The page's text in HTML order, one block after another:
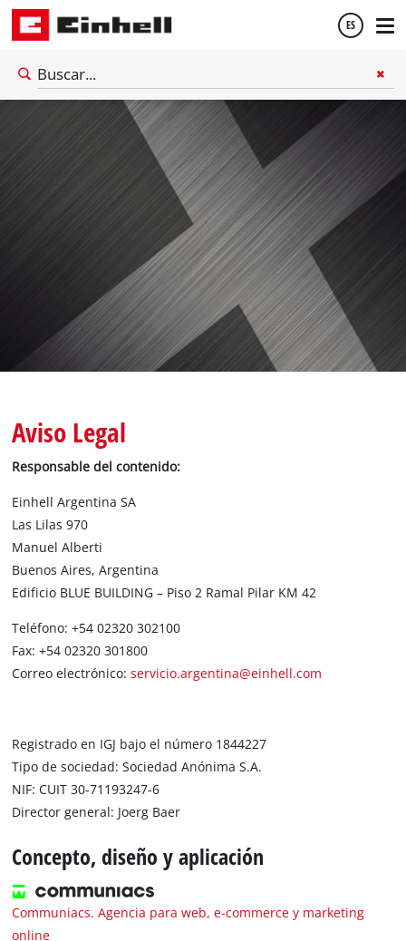
ES
Aviso Legal
Responsable del contenido:
Einhell Argentina SA
Las Lilas 970
Manuel Alberti
Buenos Aires, Argentina
Edificio BLUE BUILDING – Piso 2 Ramal Pilar KM 42
Teléfono: +54 02320 302100
Fax: +54 02320 301800
Correo electrónico:servicio.argentina@einhell.com
Registrado en IGJ bajo el número 1844227
Tipo de sociedad: Sociedad Anónima S.A.
NIF: CUIT 30-71193247-6
Director general: Joerg Baer
Concepto, diseño y aplicación
Communiacs. Agencia para web, e-commerce y marketing
online